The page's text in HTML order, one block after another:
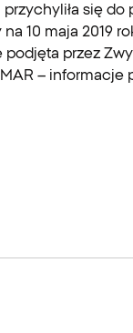
się
10 maja 2019
podjęta przez
MAR – informacje